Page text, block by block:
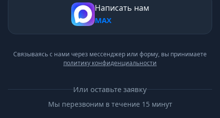
Написать нам
MAX
Связываясь с нами через мессенджер или форму, вы принимаете
политику конфиденциальности
Или оставьте заявку
Мы перезвоним в течение 15 минут